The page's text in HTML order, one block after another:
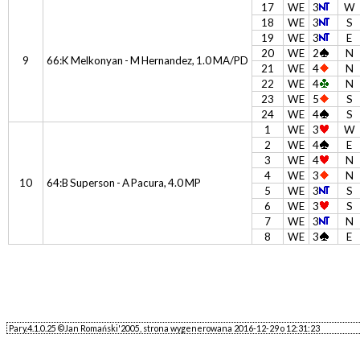
9 66:K Melkonyan - M Hernandez, 1.0 MA/PD
17 WE 3
W
18
WE 3
S
19
WE 3
E
20
WE 2
N
21
WE 4
N
22
WE 4
N
23
WE 5
S
24
WE 4 S
10 64:B Superson - A Pacura, 4.0 MP
1 WE 3
W
2
WE 4
E
3
WE 4
N
4
WE 3
N
5
WE 3
S
6
WE 3
S
7
WE 3
N
8
WE 3 E
Pary.4.1.0.25 ©Jan Romański'2005, strona wygenerowana 2016-12-29 o 12:31:23